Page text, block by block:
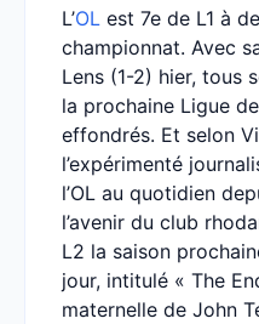
L’OL est 7e de L1 à
championnat. Avec
Lens (1-2) hier, tous
la prochaine Ligue
effondrés. Et selon
l’expérimenté
l’OL au quotidien
l’avenir du club
L2 la saison
jour, intitulé « The
maternelle de John